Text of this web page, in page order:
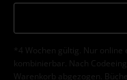
*4 Wochen gültig. Nur online
kombinierbar. Nach
Warenkorb abgezogen.